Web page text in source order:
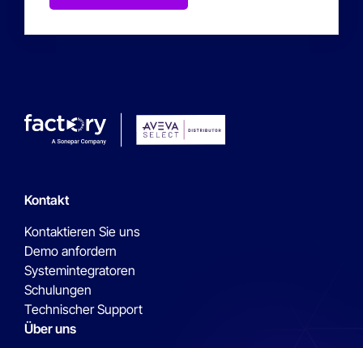
Kontakt
Kontaktieren Sie uns
Demo anfordern
Systemintegratoren
Schulungen
Technischer Support
Über uns